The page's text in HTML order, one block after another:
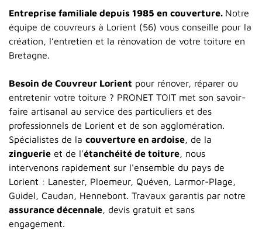
Entreprise familiale depuis 1985 en couverture. Notre
équipe de couvreurs à Lorient (56) vous conseille pour la
création, l’entretien et la rénovation de votre toiture en
Bretagne.
Besoin de Couvreur Lorient pour rénover, réparer ou
entretenir votre toiture ? PRONET TOIT met son savoir-
faire artisanal au service des particuliers et des
professionnels de Lorient et de son agglomération.
Spécialistes de la couverture en ardoise, de la
zinguerie et de l'étanchéité de toiture, nous
intervenons rapidement sur l'ensemble du pays de
Lorient : Lanester, Ploemeur, Quéven, Larmor-Plage,
Guidel, Caudan, Hennebont. Travaux garantis par notre
assurance décennale, devis gratuit et sans
engagement.